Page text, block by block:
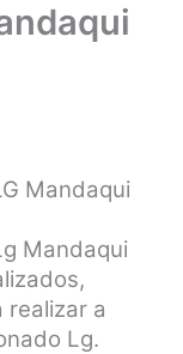
Mandaqui
Mandaqui
realizar a
Lg.